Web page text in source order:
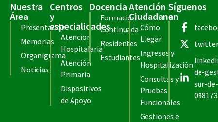
Nuestra
Área
Presentación
Memorias
Organigrama
Noticias
Centros
y
especialidades
Atencion
Hospitalaria
Atención
Primaria
Dispositivos
de Apoyo
Docencia
Formación
Continuada
Residentes
Estudiantes
Atención
Ciudadana
Cómo
Llegar
Ingresos y
Hospitalización
Consultas y
Pruebas
Funcionales
Gestiones e
Síguenos
en
de-
sur-